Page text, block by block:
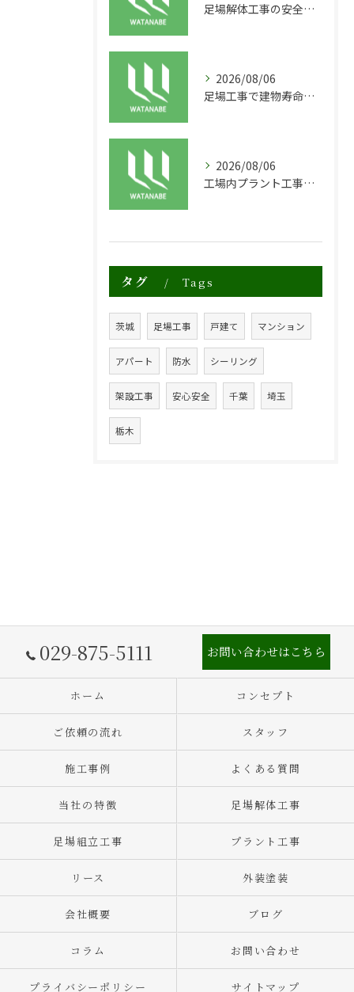
足場解体工事の安全性と効率化のポイント
2026/08/06
足場工事で建物寿命を守る外装塗装の重要性
2026/08/06
工場内プラント工事に適した足場の安全対策と実践例
タグ Tags
茨城 足場工事 戸建て マンション
アパート 防水 シーリング
架設工事 安心安全 千葉 埼玉
栃木
029-875-5111 お問い合わせはこちら
ホーム コンセプト
ご依頼の流れ スタッフ
施工事例 よくある質問
当社の特徴 足場解体工事
足場組立工事 プラント工事
リース 外装塗装
会社概要 ブログ
コラム お問い合わせ
プライバシーポリシー サイトマップ